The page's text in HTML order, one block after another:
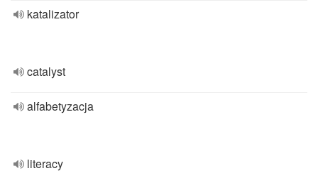
katalizator
catalyst
alfabetyzacja
literacy